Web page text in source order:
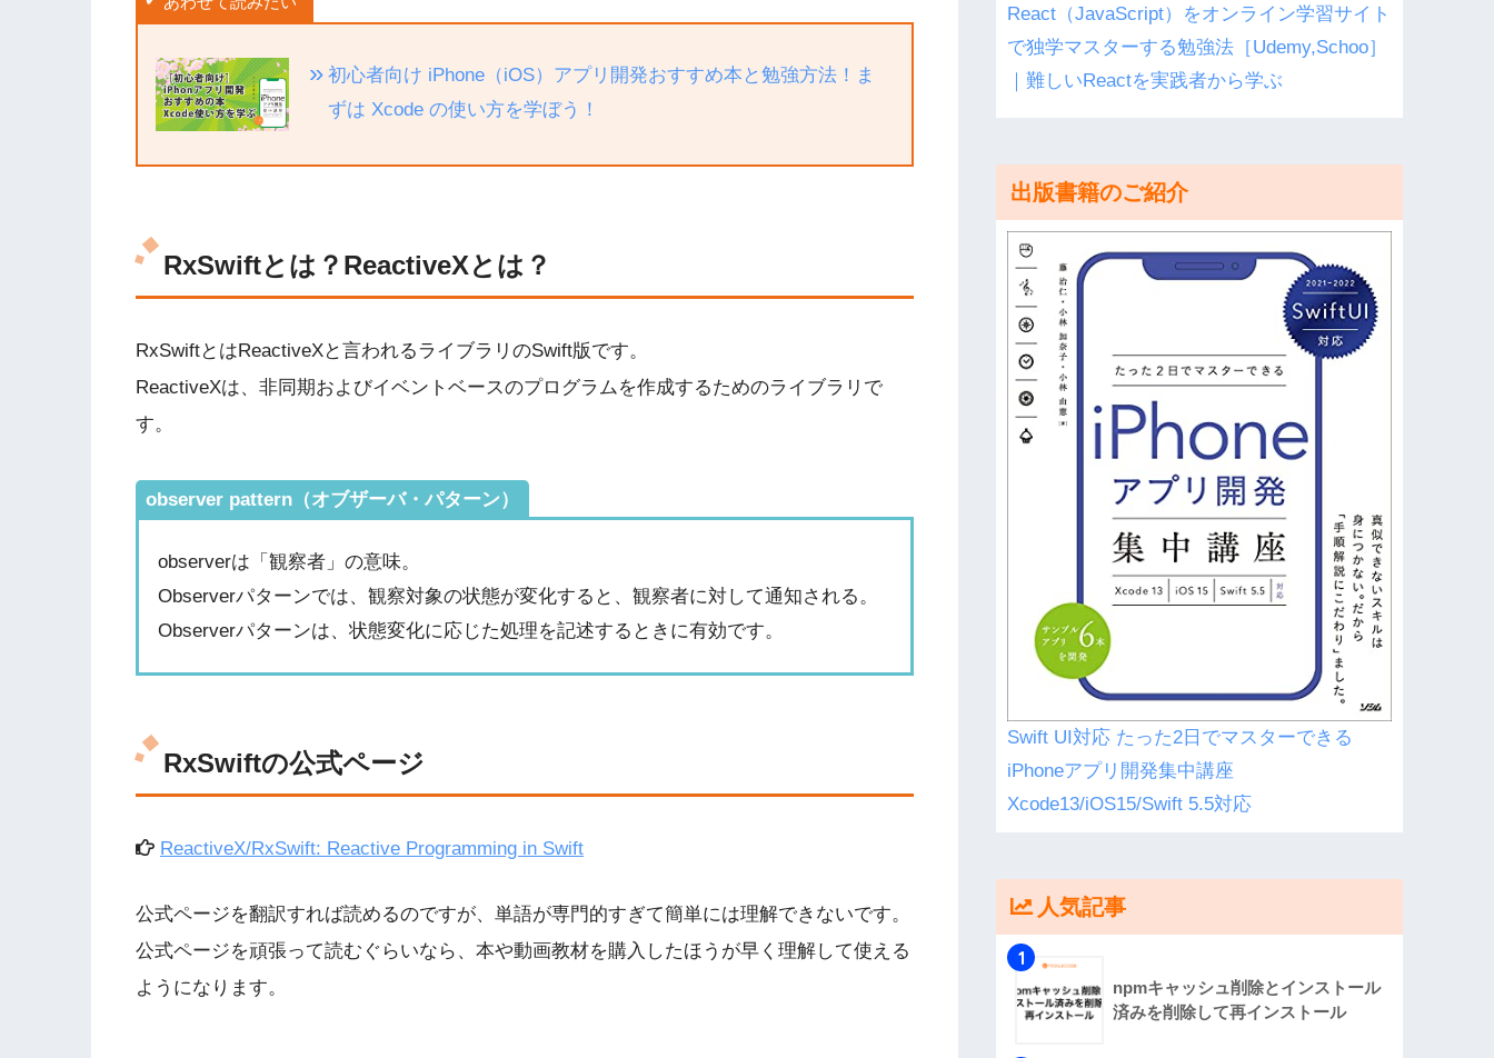
初心者向け iPhone（iOS）アプリ開発おすすめ本と勉強方法！ま
ずは Xcode の使い方を学ぼう！
RxSwiftとは？ReactiveXとは？
RxSwiftとはReactiveXと言われるライブラリのSwift版です。
ReactiveXは、非同期およびイベントベースのプログラムを作成するためのライブラリで
す。
observer pattern（オブザーバ・パターン）
observerは「観察者」の意味。
Observerパターンでは、観察対象の状態が変化すると、観察者に対して通知される。
Observerパターンは、状態変化に応じた処理を記述するときに有効です。
RxSwiftの公式ページ
ReactiveX/RxSwift: Reactive Programming in Swift
公式ページを翻訳すれば読めるのですが、単語が専門的すぎて簡単には理解できないです。
公式ページを頑張って読むぐらいなら、本や動画教材を購入したほうが早く理解して使える
ようになります。
React（JavaScript）をオンライン学習サイト
で独学マスターする勉強法［Udemy,Schoo］
｜難しいReactを実践者から学ぶ
出版書籍のご紹介
Swift UI対応 たった2日でマスターできる
iPhoneアプリ開発集中講座
Xcode13/iOS15/Swift 5.5対応
人気記事
1
npmキャッシュ削除とインストール
済みを削除して再インストール